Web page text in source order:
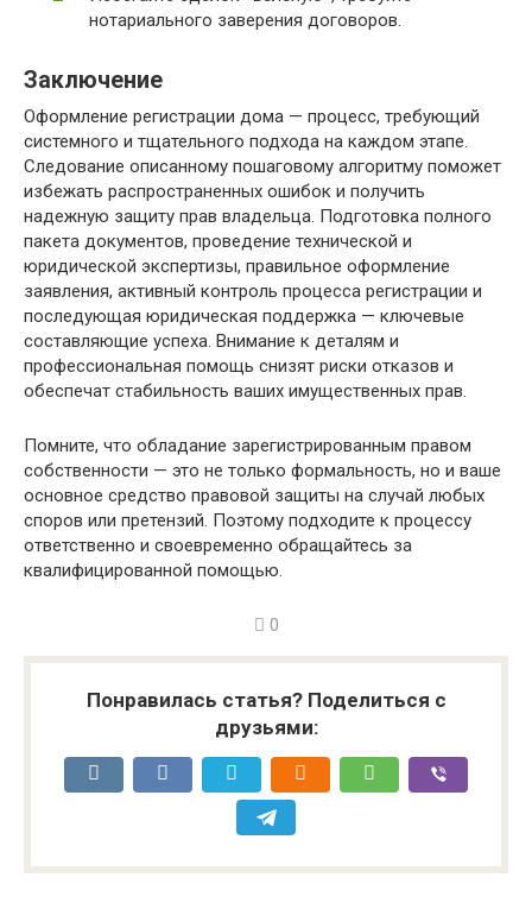
нотариального заверения договоров.
Заключение
Оформление регистрации дома — процесс, требующий
системного и тщательного подхода на каждом этапе.
Следование описанному пошаговому алгоритму поможет
избежать распространенных ошибок и получить
надежную защиту прав владельца. Подготовка полного
пакета документов, проведение технической и
юридической экспертизы, правильное оформление
заявления, активный контроль процесса регистрации и
последующая юридическая поддержка — ключевые
составляющие успеха. Внимание к деталям и
профессиональная помощь снизят риски отказов и
обеспечат стабильность ваших имущественных прав.
Помните, что обладание зарегистрированным правом
собственности — это не только формальность, но и ваше
основное средство правовой защиты на случай любых
споров или претензий. Поэтому подходите к процессу
ответственно и своевременно обращайтесь за
квалифицированной помощью.
0
Понравилась статья? Поделиться с
друзьями: